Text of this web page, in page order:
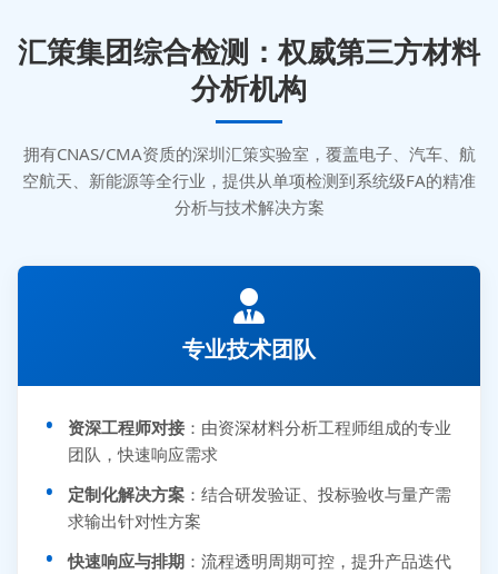
汇策集团综合检测：权威第三方材料
分析机构
拥有CNAS/CMA资质的深圳汇策实验室，覆盖电子、汽车、航
空航天、新能源等全行业，提供从单项检测到系统级FA的精准
分析与技术解决方案
专业技术团队
资深工程师对接 ：由资深材料分析工程师组成的专业
团队，快速响应需求
定制化解决方案 ：结合研发验证、投标验收与量产需
求输出针对性方案
快速响应与排期 ：流程透明周期可控，提升产品迭代